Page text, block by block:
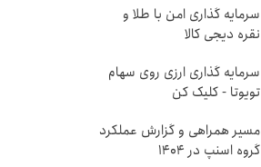
سرمایه گذاری امن با طلا و
نقره دیجی کالا
سرمایه گذاری ارزی روی سهام
تویوتا - کلیک کن
مسیر همراهی و گزارش عملکرد
گروه اسنپ در ۱۴۰۴